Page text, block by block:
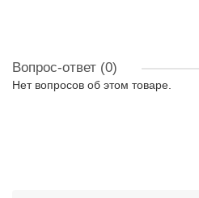
Вопрос-ответ (0)
Нет вопросов об этом товаре.